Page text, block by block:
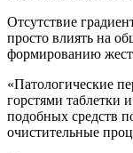
Отсутствие
просто влиять на
формированию
«Патологические
горстями таблетки
подобных средств
очистительные